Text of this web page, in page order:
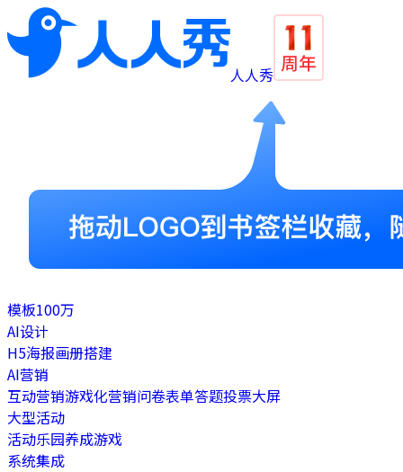
人人秀
模板100万
AI设计
H5海报画册搭建
AI营销
互动营销游戏化营销问卷表单答题投票大屏
大型活动
活动乐园养成游戏
系统集成